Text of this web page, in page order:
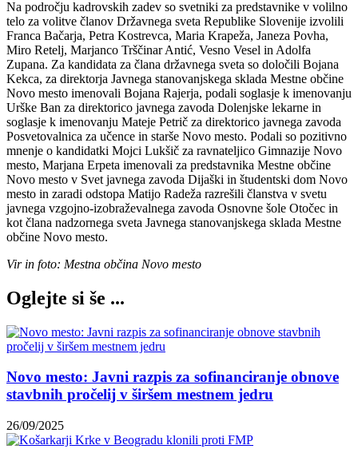
Na področju kadrovskih zadev so svetniki za predstavnike v volilno
telo za volitve članov Državnega sveta Republike Slovenije izvolili
Franca Bačarja, Petra Kostrevca, Maria Krapeža, Janeza Povha,
Miro Retelj, Marjanco Trščinar Antić, Vesno Vesel in Adolfa
Zupana. Za kandidata za člana državnega sveta so določili Bojana
Kekca, za direktorja Javnega stanovanjskega sklada Mestne občine
Novo mesto imenovali Bojana Rajerja, podali soglasje k imenovanju
Urške Ban za direktorico javnega zavoda Dolenjske lekarne in
soglasje k imenovanju Mateje Petrič za direktorico javnega zavoda
Posvetovalnica za učence in starše Novo mesto. Podali so pozitivno
mnenje o kandidatki Mojci Lukšič za ravnateljico Gimnazije Novo
mesto, Marjana Erpeta imenovali za predstavnika Mestne občine
Novo mesto v Svet javnega zavoda Dijaški in študentski dom Novo
mesto in zaradi odstopa Matijo Radeža razrešili članstva v svetu
javnega vzgojno-izobraževalnega zavoda Osnovne šole Otočec in
kot člana nadzornega sveta Javnega stanovanjskega sklada Mestne
občine Novo mesto.
Vir in foto: Mestna občina Novo mesto
Oglejte si še ...
Novo mesto: Javni razpis za sofinanciranje obnove
stavbnih pročelij v širšem mestnem jedru
26/09/2025